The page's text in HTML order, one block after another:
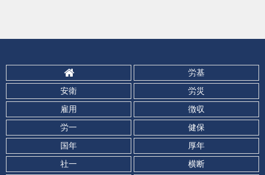
労基
安衛
労災
雇用
徴収
労一
健保
国年
厚年
社一
横断